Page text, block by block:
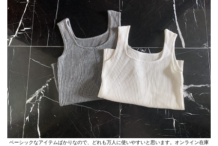
ベーシックなアイテムばかりなので、どれも万人に使いやすいと思います。オンライン在庫